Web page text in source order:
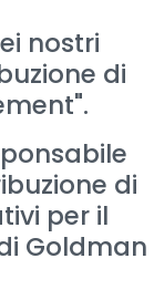
nostri
di
di
per il
Goldman